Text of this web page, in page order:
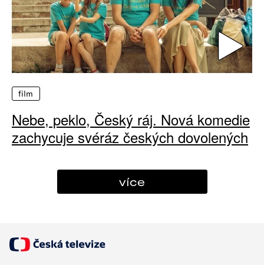
film
Nebe, peklo, Český ráj. Nová komedie
zachycuje svéráz českých dovolených
více